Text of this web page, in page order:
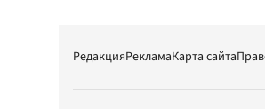
РедакцияРекламаКарта сайта